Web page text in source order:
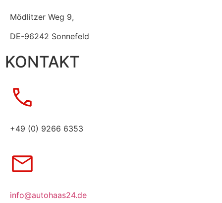
Mödlitzer Weg 9,
DE-96242 Sonnefeld
KONTAKT
+49 (0) 9266 6353
info@autohaas24.de